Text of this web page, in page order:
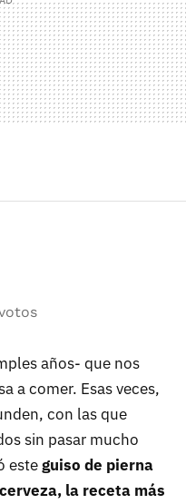
años- que nos
a comer. Esas veces,
con las que
sin pasar mucho
esteguiso de pierna
la receta más